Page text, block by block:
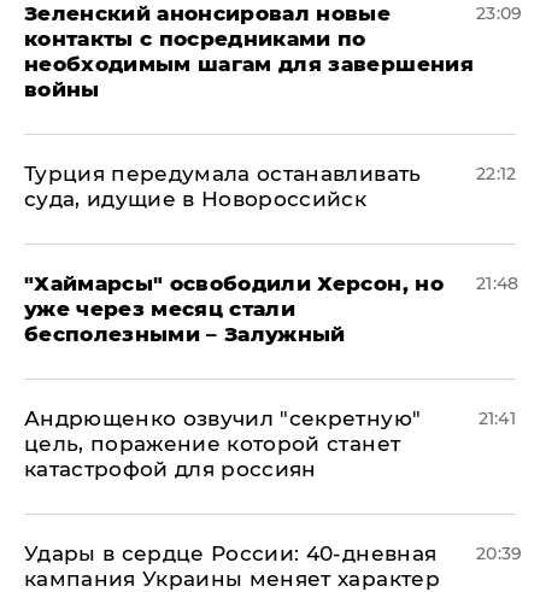
Зеленский анонсировал новые
контакты с посредниками по
необходимым шагам для завершения
войны
23:09
Турция передумала останавливать
суда, идущие в Новороссийск
22:12
"Хаймарсы" освободили Херсон, но
уже через месяц стали
бесполезными – Залужный
21:48
Андрющенко озвучил "секретную"
цель, поражение которой станет
катастрофой для россиян
21:41
Удары в сердце России: 40-дневная
кампания Украины меняет характер
20:39